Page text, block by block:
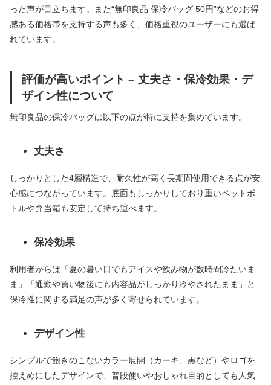
った声が目立ちます。また“無印良品 保冷バッグ 50円”などのお得
感ある価格帯を支持する声も多く、価格重視のユーザーにも選ば
れています。
評価が高いポイント – 丈夫さ・保冷効果・デ
ザイン性について
無印良品の保冷バッグは以下の点が特に支持を集めています。
丈夫さ
しっかりとした4層構造で、耐久性が高く長期間使用できる点が安
心感につながっています。底面もしっかりしており重いペットボ
トルや弁当箱も安定して持ち運べます。
保冷効果
利用者からは「夏の暑い日でもアイスや飲み物が数時間冷たいま
ま」「通勤や買い物後にも内容品がしっかり冷やされたまま」と
保冷性に関する満足の声が多く寄せられています。
デザイン性
シンプルで飽きのこないカラー展開（カーキ、黒など）やロゴを
控えめにしたデザインで、普段使いやおしゃれ目的としても人気